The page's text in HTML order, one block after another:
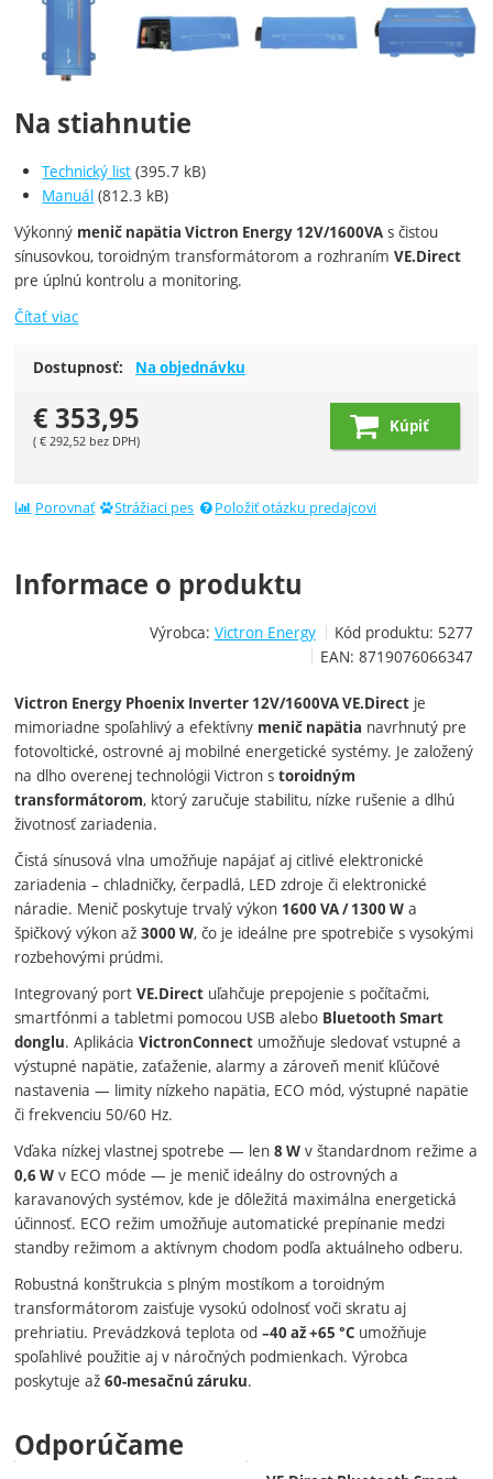
Na stiahnutie
Technický list (395.7 kB)
Manuál (812.3 kB)
Výkonný menič napätia Victron Energy 12V/1600VA s čistou
sínusovkou, toroidným transformátorom a rozhranímVE.Direct
pre úplnú kontrolu a monitoring.
Čítať viac
Dostupnosť: Na objednávku
€ 353,95
( € 292,52 bez DPH)
Kúpiť
Porovnať Strážiaci pes Položiť otázku predajcovi
Informace o produktu
Výrobca: Victron Energy Kód produktu: 5277
EAN: 8719076066347
Victron Energy Phoenix Inverter 12V/1600VA VE.Direct je
mimoriadne spoľahlivý a efektívny menič napätia navrhnutý pre
fotovoltické, ostrovné aj mobilné energetické systémy. Je založený
na dlho overenej technológii Victron storoidným
transformátorom, ktorý zaručuje stabilitu, nízke rušenie a dlhú
životnosť zariadenia.
Čistá sínusová vlna umožňuje napájať aj citlivé elektronické
zariadenia – chladničky, čerpadlá, LED zdroje či elektronické
náradie. Menič poskytuje trvalý výkon 1600 VA / 1300 W a
špičkový výkon až3000 W, čo je ideálne pre spotrebiče s vysokými
rozbehovými prúdmi.
Integrovaný portVE.Direct uľahčuje prepojenie s počítačmi,
smartfónmi a tabletmi pomocou USB alebo Bluetooth Smart
donglu. AplikáciaVictronConnect umožňuje sledovať vstupné a
výstupné napätie, zaťaženie, alarmy a zároveň meniť kľúčové
nastavenia — limity nízkeho napätia, ECO mód, výstupné napätie
či frekvenciu 50/60 Hz.
Vďaka nízkej vlastnej spotrebe — len8 W v štandardnom režime a
0,6 W v ECO móde — je menič ideálny do ostrovných a
karavanových systémov, kde je dôležitá maximálna energetická
účinnosť. ECO režim umožňuje automatické prepínanie medzi
standby režimom a aktívnym chodom podľa aktuálneho odberu.
Robustná konštrukcia s plným mostíkom a toroidným
transformátorom zaisťuje vysokú odolnosť voči skratu aj
prehriatiu. Prevádzková teplota od–40 až +65 °C umožňuje
spoľahlivé použitie aj v náročných podmienkach. Výrobca
poskytuje až60-mesačnú záruku.
Odporúčame